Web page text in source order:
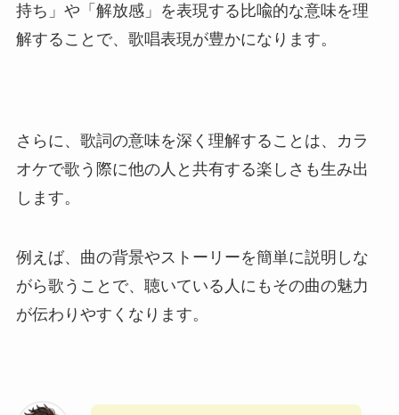
持ち」や「解放感」を表現する比喩的な意味を理
解することで、歌唱表現が豊かになります。
さらに、歌詞の意味を深く理解することは、カラ
オケで歌う際に他の人と共有する楽しさも生み出
します。
例えば、曲の背景やストーリーを簡単に説明しな
がら歌うことで、聴いている人にもその曲の魅力
が伝わりやすくなります。